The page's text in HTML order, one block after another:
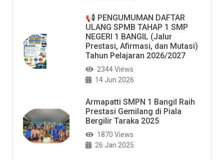
📢 PENGUMUMAN DAFTAR
ULANG SPMB TAHAP 1 SMP
NEGERI 1 BANGIL (Jalur
Prestasi, Afirmasi, dan Mutasi)
Tahun Pelajaran 2026/2027
2344 Views
14 Jun 2026
Armapatti SMPN 1 Bangil Raih
Prestasi Gemilang di Piala
Bergilir Taraka 2025
1870 Views
26 Jan 2025